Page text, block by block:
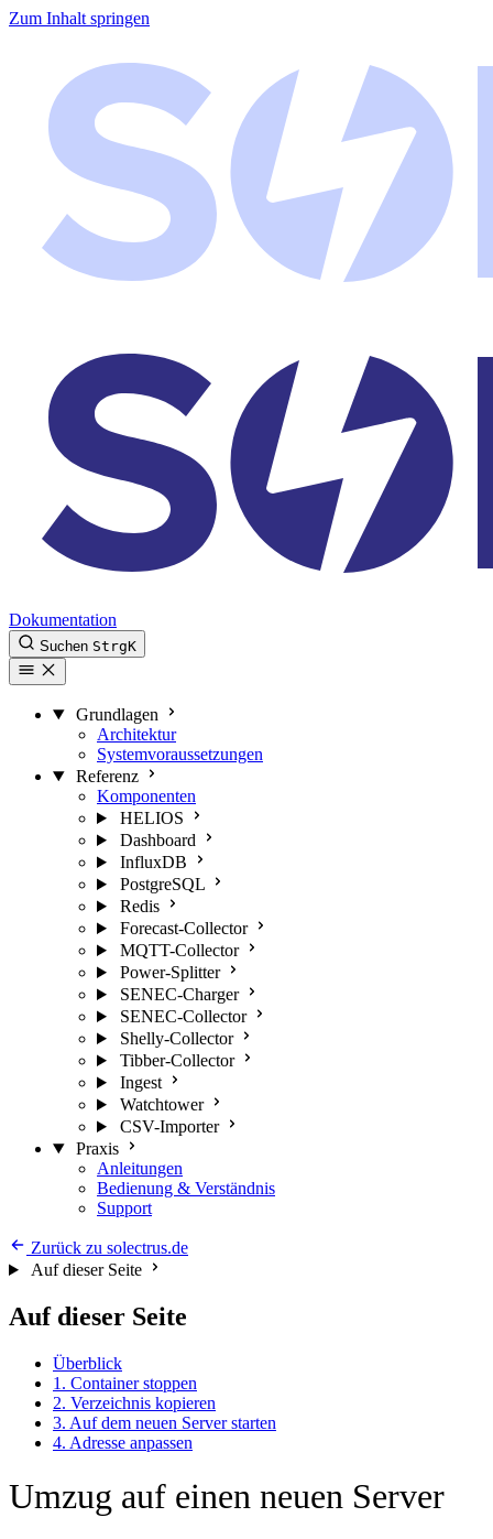
Zum Inhalt springen
Dokumentation
Suchen StrgK
Grundlagen
Architektur
Systemvoraussetzungen
Referenz
Komponenten
HELIOS
Dashboard
InfluxDB
PostgreSQL
Redis
Forecast-Collector
MQTT-Collector
Power-Splitter
SENEC-Charger
SENEC-Collector
Shelly-Collector
Tibber-Collector
Ingest
Watchtower
CSV-Importer
Praxis
Anleitungen
Bedienung & Verständnis
Support
Zurück zu solectrus.de
Auf dieser Seite
Auf dieser Seite
Überblick
1. Container stoppen
2. Verzeichnis kopieren
3. Auf dem neuen Server starten
4. Adresse anpassen
Umzug auf einen neuen Server